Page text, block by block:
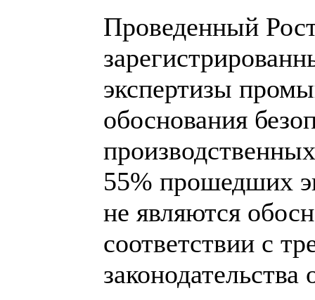
Проведенный
экспертизы
обоснования
55% прошедших
не являются
соответствии с